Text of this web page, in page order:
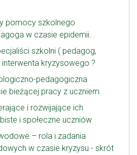
pomocy szkolnego
w czasie epidemii.
szkolni ( pedagog,
kryzysowego ?
pedagogiczna
bieżącej pracy z uczniem.
i rozwijające ich
i społeczne uczniów
– rola i zadania
w czasie kryzysu - skrót